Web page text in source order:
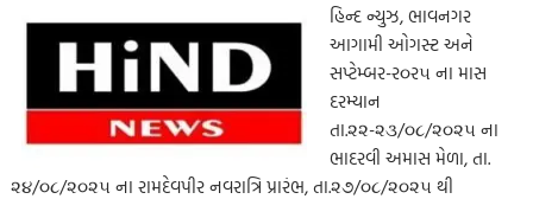
હિન્દ ન્યુઝ, ભાવનગર
આગામી ઓગસ્ટ અને
સપ્ટેમ્બર-ર૦ર૫ ના માસ
દરમ્યાન
તા.૨૨-૨૩/૦૮/૨૦૨૫ ના
ભાદરવી અમાસ મેળા, તા.
૨૪/૦૮/૨૦૨૫ ના રામદેવપીર નવરાત્રિ પ્રારંભ, તા.૨૭/૦૮/૨૦૨૫ થી